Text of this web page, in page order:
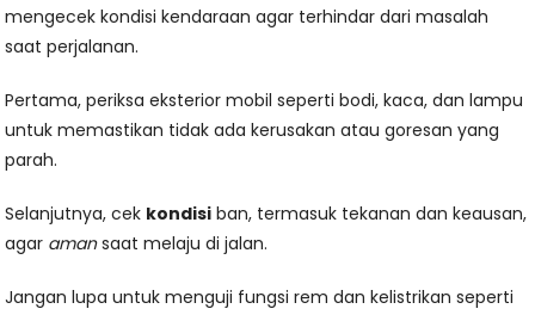
mengecek kondisi kendaraan agar terhindar dari masalah
saat perjalanan.
Pertama, periksa eksterior mobil seperti bodi, kaca, dan lampu
untuk memastikan tidak ada kerusakan atau goresan yang
parah.
Selanjutnya, cek kondisi ban, termasuk tekanan dan keausan,
agar amansaat melaju di jalan.
Jangan lupa untuk menguji fungsi rem dan kelistrikan seperti